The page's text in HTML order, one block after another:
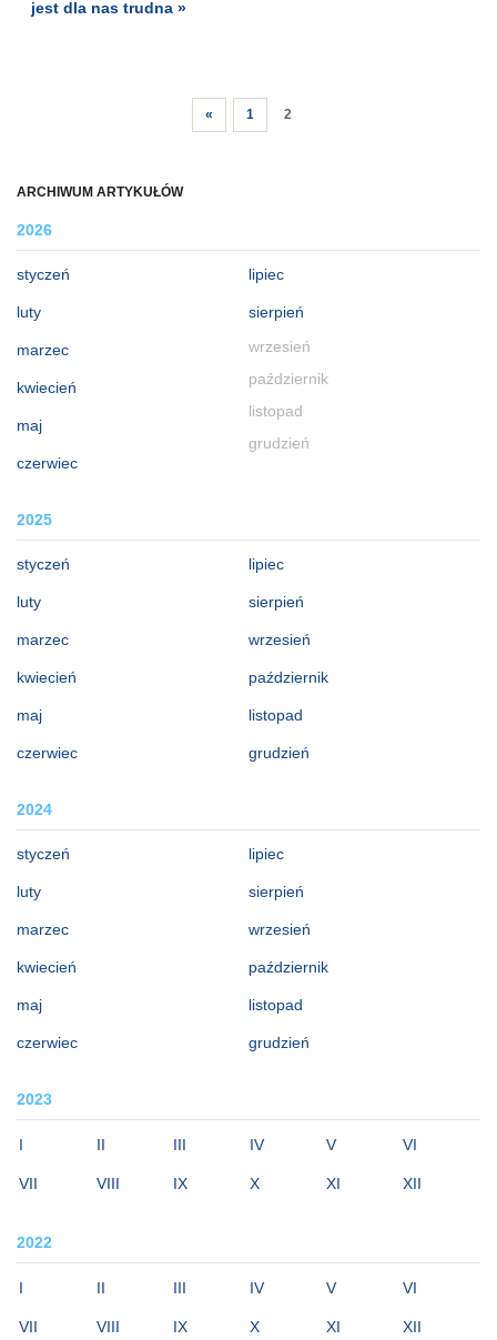
ARCHIWUM ARTYKUŁÓW
2026
styczeń
luty
marzec
kwiecień
maj
czerwiec
lipiec
sierpień
wrzesień
październik
listopad
grudzień
2025
styczeń
luty
marzec
kwiecień
maj
czerwiec
lipiec
sierpień
wrzesień
październik
listopad
grudzień
2024
styczeń
luty
marzec
kwiecień
maj
czerwiec
lipiec
sierpień
wrzesień
październik
listopad
grudzień
2023
I II III IV V VI
VII VIII IX X XI XII
2022
I II III IV V VI
VII VIII IX X XI XII
jest dla nas trudna »
« 1 2